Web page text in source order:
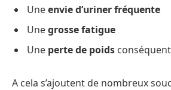
Uneenvie d’uriner fréquente
Unegrosse fatigue
Une perte de poids
A cela s’ajoutent de nombreux